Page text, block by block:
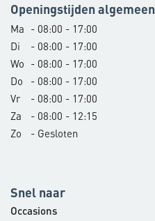
Openingstijden algemeen
Ma
- 08:00 - 17:00
Di
- 08:00 - 17:00
Wo
- 08:00 - 17:00
Do
- 08:00 - 17:00
Vr
- 08:00 - 17:00
Za
- 08:00 - 12:15
Zo
- Gesloten
Snel naar
Occasions